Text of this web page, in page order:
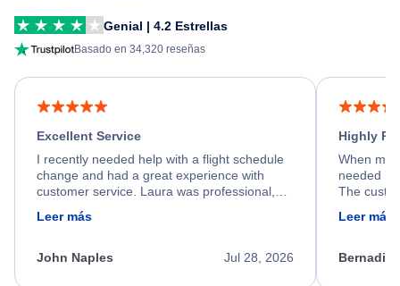
Genial | 4.2 Estrellas
Basado en 34,320 reseñas
Excellent Service
I recently needed help with a flight schedule
change and had a great experience with
customer service. Laura was professional,
friendly, and very helpful throughout the
process. She quickly found a solution and
appreciate her excellent service.
Leer más
Jul 28, 2026
John Naples
Highly
When my
needed
The
calm,
Leer más